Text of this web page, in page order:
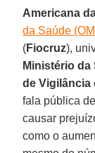
Americana
da Saúde
(Fiocruz),
Ministério da
de Vigilância
fala pública
causar
como o